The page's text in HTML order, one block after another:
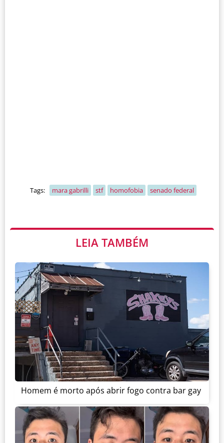
Tags: mara gabrilli stf homofobia senado federal
LEIA TAMBÉM
Homem é morto após abrir fogo contra bar gay